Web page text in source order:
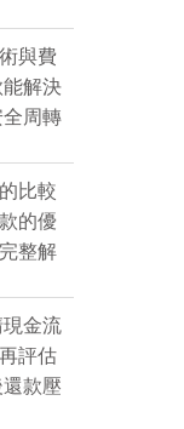
與費
能解決
周轉
比較
的優
整解
現金流
評估
款壓